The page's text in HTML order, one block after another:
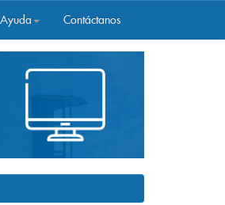
Ayuda Contáctanos